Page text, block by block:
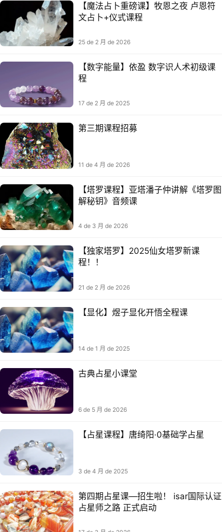
联系我们
关注公众号
【魔法占卜重磅课】牧恩之夜 卢恩符
文占卜+仪式课程
25 de 2 月 de 2026
【数字能量】依盈 数字识人‮初术‬级课
程
17 de 2 月 de 2025
第三期课程招募
11 de 4 月 de 2026
【塔罗课程】亚塔潘子仲讲解《塔罗图
解秘钥》音频课
4 de 3 月 de 2026
【独家塔罗】2025仙女塔罗新课
程！！
21 de 2 月 de 2026
【显化】煜子显化开悟全程课
14 de 1 月 de 2025
古典占星小课堂
6 de 5 月 de 2026
【占星课程】唐绮阳·0基础学占星
3 de 4 月 de 2025
第四期占星课—招生啦！ isar国际认证
占星师之路 正式启动